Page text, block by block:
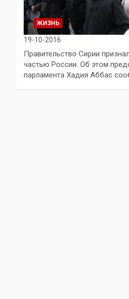
ЖИЗНЬ
19-10-2016
Правительство Сирии
частью России. Об этом
парламента Хадия Аббас